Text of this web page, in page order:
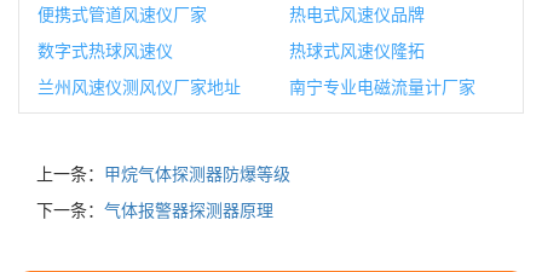
便携式管道风速仪厂家
热电式风速仪品牌
数字式热球风速仪
热球式风速仪隆拓
兰州风速仪测风仪厂家地址
南宁专业电磁流量计厂家
上一条： 甲烷气体探测器防爆等级
下一条： 气体报警器探测器原理